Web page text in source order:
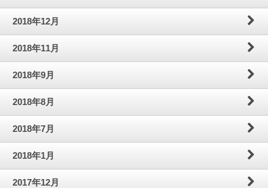
2018年12月
2018年11月
2018年9月
2018年8月
2018年7月
2018年1月
2017年12月